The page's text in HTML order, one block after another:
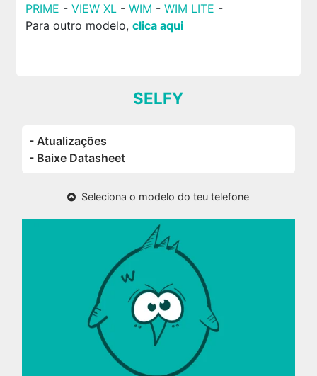
PRIME - VIEW XL- WIM - WIM LITE -
Para outro modelo, clica aqui
SELFY
- Atualizações
- Baixe Datasheet
Seleciona o modelo do teu telefone